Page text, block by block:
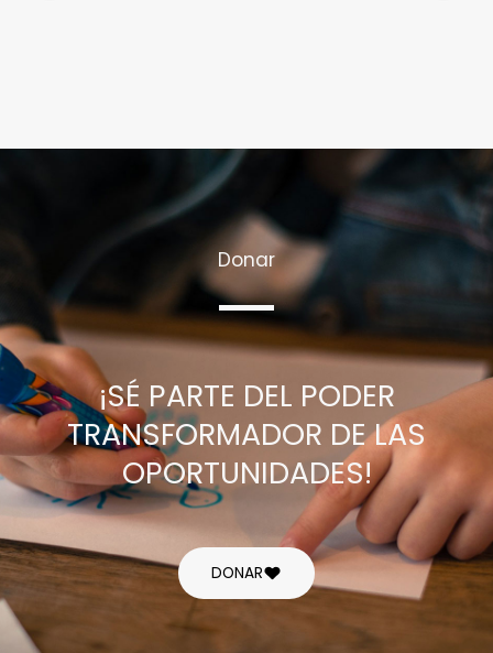
Donar
¡SÉ PARTE DEL PODER
TRANSFORMADOR DE LAS
OPORTUNIDADES!
DONAR